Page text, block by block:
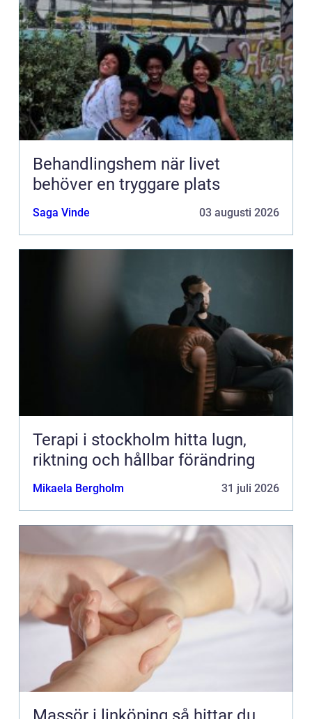
Behandlingshem när livet
behöver en tryggare plats
Saga Vinde 03 augusti 2026
Terapi i stockholm hitta lugn,
riktning och hållbar förändring
Mikaela Bergholm 31 juli 2026